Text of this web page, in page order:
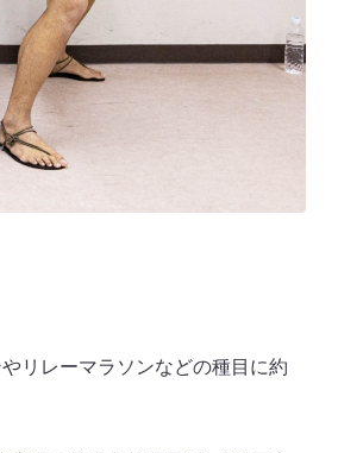
リレーマラソンなどの種目に約